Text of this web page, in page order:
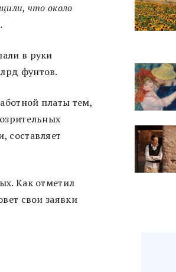
что около
в руки
фунтов.
платы тем,
составляет
Как отметил
свои заявки